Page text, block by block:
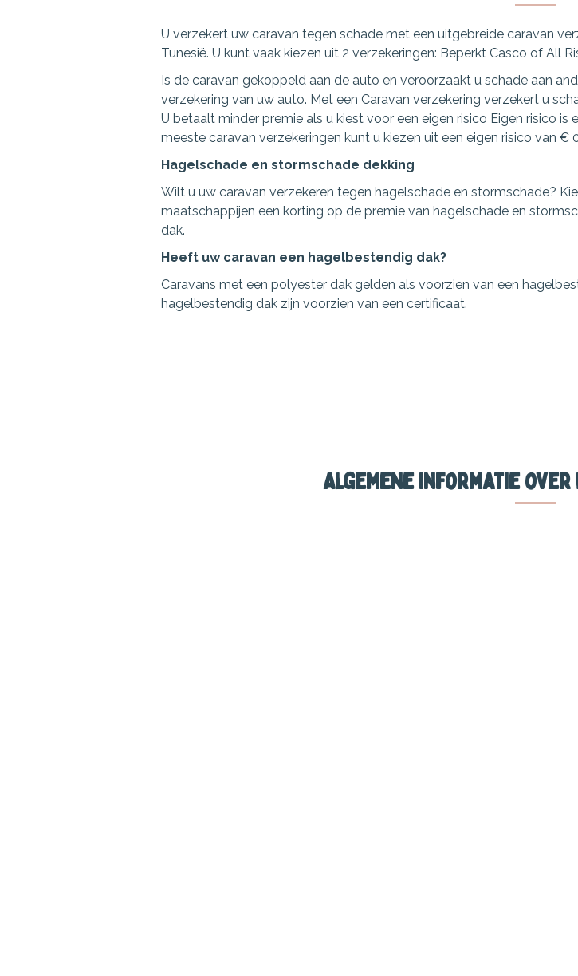
U verzekert uw caravan tegen schade met een uitgebreide caravan
Tunesië. U kunt vaak kiezen uit 2 verzekeringen: Beperkt Casco of All
Is de caravan gekoppeld aan de auto en veroorzaakt u schade aan
verzekering van uw auto. Met een Caravan verzekering verzekert u
U betaalt minder premie als u kiest voor een eigen risico Eigen risico
meeste caravan­ verzekeringen kunt u kiezen uit een eigen risico van €
Hagelschade en stormschade dekking
Wilt u uw caravan verzekeren tegen hagelschade en stormschade?
maatschappijen een korting op de premie van hagelschade en
dak.
Heeft uw caravan een hagelbestendig dak?
Caravans met een polyester dak gelden als voorzien van een
hagelbestendig dak zijn voorzien van een certificaat.
Algemene informatie